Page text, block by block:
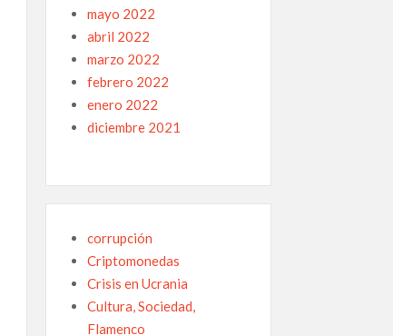
mayo 2022
abril 2022
marzo 2022
febrero 2022
enero 2022
diciembre 2021
corrupción
Criptomonedas
Crisis en Ucrania
Cultura, Sociedad,
Flamenco